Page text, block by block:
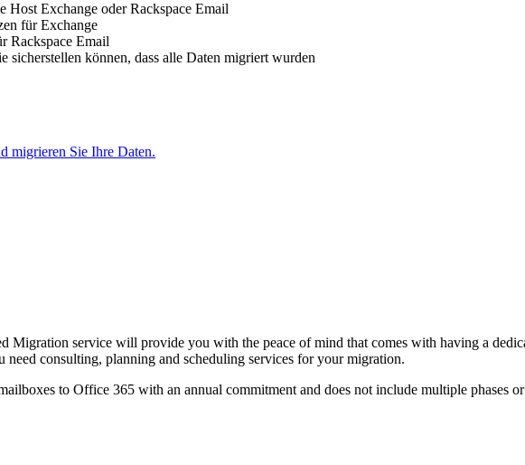
Exchange oder Rackspace Email
für Exchange
Rackspace Email
können, dass alle Daten migriert wurden
migrieren Sie Ihre Daten.
Migration service will provide you with the peace of mind that comes with having a
consulting, planning and scheduling services for your migration.
to Office 365 with an annual commitment and does not include multiple phases